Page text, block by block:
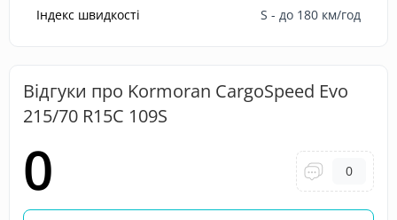
Індекс швидкості S - до 180 км/год
Відгуки про Kormoran CargoSpeed Evo
215/70 R15C 109S
0 0